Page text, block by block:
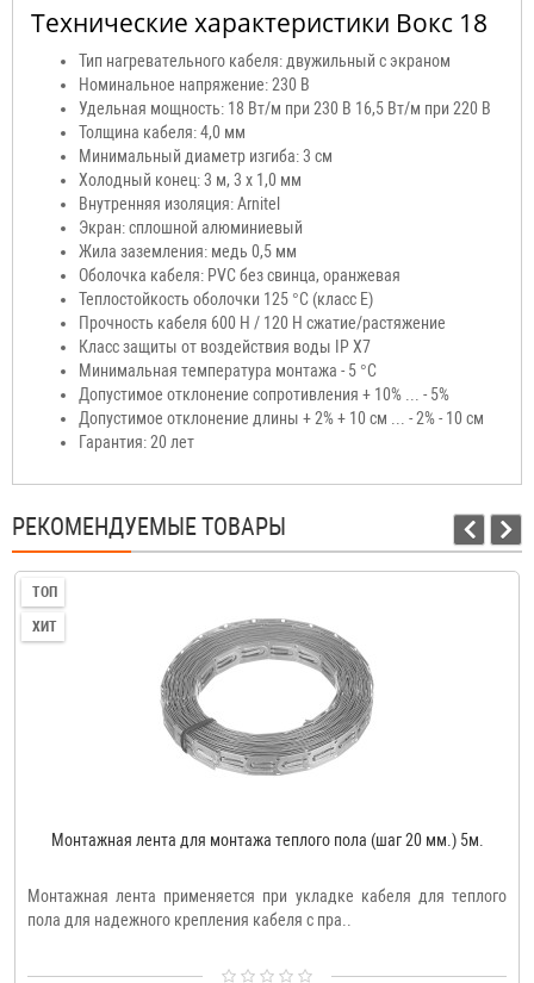
Технические характеристики Вокс 18
Тип нагревательного кабеля: двужильный с экраном
Номинальное напряжение: 230 В
Удельная мощность: 18 Вт/м при 230 В 16,5 Вт/м при 220 В
Толщина кабеля: 4,0 мм
Минимальный диаметр изгиба: 3 см
Холодный конец: 3 м, 3 х 1,0 мм
Внутренняя изоляция: Arnitel
Экран: сплошной алюминиевый
Жила заземления: медь 0,5 мм
Оболочка кабеля: PVC без свинца, оранжевая
Теплостойкость оболочки 125 °С (класс Е)
Прочность кабеля 600 Н / 120 H сжатие/растяжение
Класс защиты от воздействия воды IP X7
Минимальная температура монтажа - 5 °С
Допустимое отклонение сопротивления + 10% ... - 5%
Допустимое отклонение длины + 2% + 10 см ... - 2% - 10 см
Гарантия: 20 лет
РЕКОМЕНДУЕМЫЕ ТОВАРЫ
ТОП
ХИТ
Монтажная лента для монтажа теплого пола (шаг 20 мм.) 5м.
Монтажная лента применяется при укладке кабеля для теплого
пола для надежного крепления кабеля с пра..